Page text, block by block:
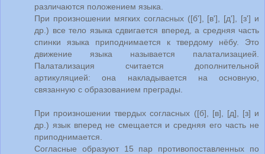
различаются положением языка.
При произношении мягких согласных ([б'], [в'], [д'], [з'] и
др.) все тело языка сдвигается вперед, а средняя часть
спинки языка приподнимается к твердому нёбу. Это
движение языка называется палатализацией.
Палатализация считается дополнительной
артикуляцией: она накладывается на основную,
связанную с образованием преграды.
При произношении твердых согласных ([б], [в], [д], [з] и
др.) язык вперед не смещается и средняя его часть не
приподнимается.
Согласные образуют 15 пар противопоставленных по